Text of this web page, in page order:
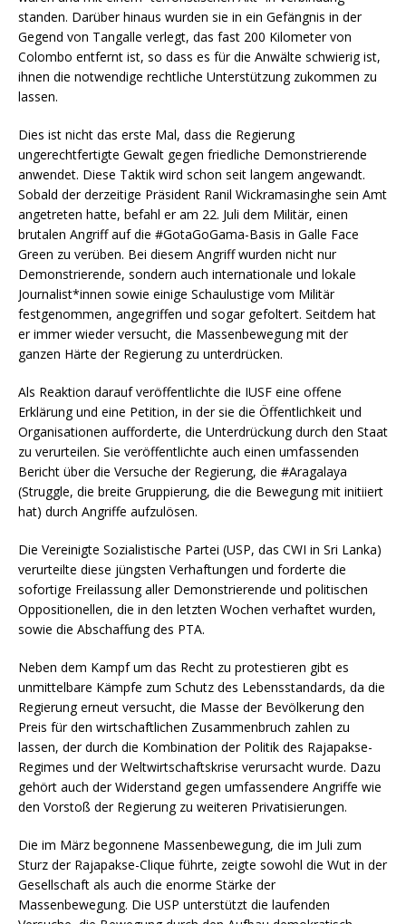
standen. Darüber hinaus wurden sie in ein Gefängnis in der
Gegend von Tangalle verlegt, das fast 200 Kilometer von
Colombo entfernt ist, so dass es für die Anwälte schwierig ist,
ihnen die notwendige rechtliche Unterstützung zukommen zu
lassen.
Dies ist nicht das erste Mal, dass die Regierung
ungerechtfertigte Gewalt gegen friedliche Demonstrierende
anwendet. Diese Taktik wird schon seit langem angewandt.
Sobald der derzeitige Präsident Ranil Wickramasinghe sein Amt
angetreten hatte, befahl er am 22. Juli dem Militär, einen
brutalen Angriff auf die #GotaGoGama-Basis in Galle Face
Green zu verüben. Bei diesem Angriff wurden nicht nur
Demonstrierende, sondern auch internationale und lokale
Journalist*innen sowie einige Schaulustige vom Militär
festgenommen, angegriffen und sogar gefoltert. Seitdem hat
er immer wieder versucht, die Massenbewegung mit der
ganzen Härte der Regierung zu unterdrücken.
Als Reaktion darauf veröffentlichte die IUSF eine offene
Erklärung und eine Petition, in der sie die Öffentlichkeit und
Organisationen aufforderte, die Unterdrückung durch den Staat
zu verurteilen. Sie veröffentlichte auch einen umfassenden
Bericht über die Versuche der Regierung, die #Aragalaya
(Struggle, die breite Gruppierung, die die Bewegung mit initiiert
hat) durch Angriffe aufzulösen.
Die Vereinigte Sozialistische Partei (USP, das CWI in Sri Lanka)
verurteilte diese jüngsten Verhaftungen und forderte die
sofortige Freilassung aller Demonstrierende und politischen
Oppositionellen, die in den letzten Wochen verhaftet wurden,
sowie die Abschaffung des PTA.
Neben dem Kampf um das Recht zu protestieren gibt es
unmittelbare Kämpfe zum Schutz des Lebensstandards, da die
Regierung erneut versucht, die Masse der Bevölkerung den
Preis für den wirtschaftlichen Zusammenbruch zahlen zu
lassen, der durch die Kombination der Politik des Rajapakse-
Regimes und der Weltwirtschaftskrise verursacht wurde. Dazu
gehört auch der Widerstand gegen umfassendere Angriffe wie
den Vorstoß der Regierung zu weiteren Privatisierungen.
Die im März begonnene Massenbewegung, die im Juli zum
Sturz der Rajapakse-Clique führte, zeigte sowohl die Wut in der
Gesellschaft als auch die enorme Stärke der
Massenbewegung. Die USP unterstützt die laufenden